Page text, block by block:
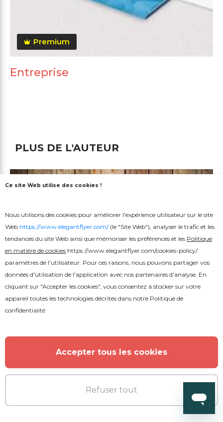
Premium
Entreprise
PLUS DE L'AUTEUR
Ce site Web utilise des cookies !
Nous utilisons des cookies pour améliorer l'expérience utilisateur sur le site
Web https://www.elegantflyer.com/(le "Site Web"), analyser le trafic et les
tendances du site Web ainsi que mémoriser les préférences et les Politique
en matière de cookies https://www.elegantflyer.com/cookies-policy/.
paramètres de l'utilisateur. Pour ces raisons, nous pouvons partager vos
données d'utilisation de l'application avec nos partenaires d'analyse. En
cliquant sur "Accepter les cookies", vous consentez à stocker sur votre
appareil toutes les technologies décrites dans notre Politique de
confidentialité
Accepter tous les cookies
Refuser tout